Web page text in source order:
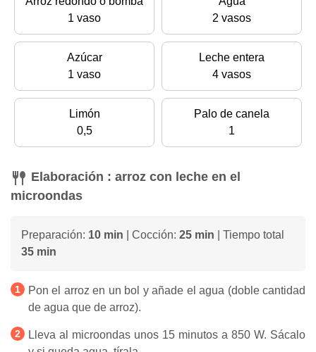
1 vaso
2 vasos
Azúcar
1 vaso
Leche entera
4 vasos
Limón
0,5
Palo de canela
1
Elaboración : arroz con leche en el
microondas
Preparación: 10 min | Cocción: 25 min | Tiempo total
35 min
Pon el arroz en un bol y añade el agua (doble cantidad
de agua que de arroz).
Lleva al microondas unos 15 minutos a 850 W. Sácalo